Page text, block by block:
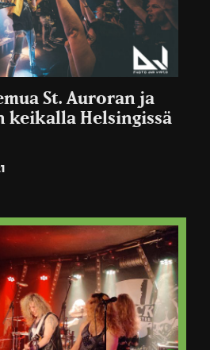
St. Auroran ja
keikalla Helsingissä